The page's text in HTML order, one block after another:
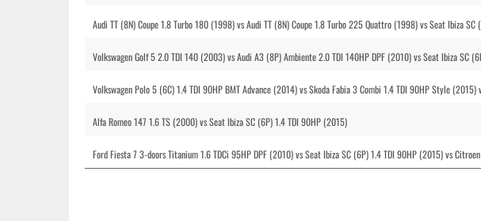
Audi TT (8N) Coupe 1.8 Turbo 180 (1998) vs Audi TT (8N) Coupe 1.8 Turbo 225 Quattro (1998) vs Seat Ibiza
Volkswagen Golf 5 2.0 TDI 140 (2003) vs Audi A3 (8P) Ambiente 2.0 TDI 140HP DPF (2010) vs Seat Ibiza SC
Volkswagen Polo 5 (6C) 1.4 TDI 90HP BMT Advance (2014) vs Skoda Fabia 3 Combi 1.4 TDI 90HP Style
Alfa Romeo 147 1.6 TS (2000) vs Seat Ibiza SC (6P) 1.4 TDI 90HP (2015)
Ford Fiesta 7 3-doors Titanium 1.6 TDCi 95HP DPF (2010) vs Seat Ibiza SC (6P) 1.4 TDI 90HP (2015) vs